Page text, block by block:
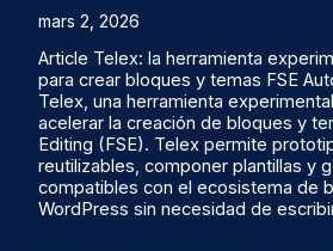
mars 2, 2026
Article Telex: la herramienta
para crear bloques y temas FSE
Telex, una herramienta
acelerar la creación de bloques y
Editing (FSE). Telex permite
reutilizables, componer plantillas y
compatibles con el ecosistema de
WordPress sin necesidad de